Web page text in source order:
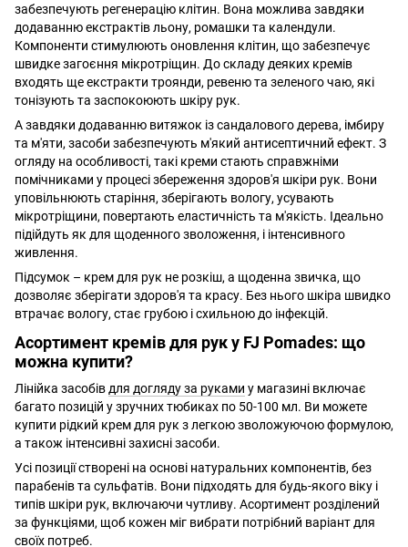
забезпечують регенерацію клітин. Вона можлива завдяки
додаванню екстрактів льону, ромашки та календули.
Компоненти стимулюють оновлення клітин, що забезпечує
швидке загоєння мікротріщин. До складу деяких кремів
входять ще екстракти троянди, ревеню та зеленого чаю, які
тонізують та заспокоюють шкіру рук.
А завдяки додаванню витяжок із сандалового дерева, імбиру
та м'яти, засоби забезпечують м'який антисептичний ефект. З
огляду на особливості, такі креми стають справжніми
помічниками у процесі збереження здоров'я шкіри рук. Вони
уповільнюють старіння, зберігають вологу, усувають
мікротріщини, повертають еластичність та м'якість. Ідеально
підійдуть як для щоденного зволоження, і інтенсивного
живлення.
Підсумок – крем для рук не розкіш, а щоденна звичка, що
дозволяє зберігати здоров'я та красу. Без нього шкіра швидко
втрачає вологу, стає грубою і схильною до інфекцій.
Асортимент кремів для рук у FJ Pomades: що
можна купити?
Лінійка засобів для догляду за руками у магазині включає
багато позицій у зручних тюбиках по 50-100 мл. Ви можете
купити рідкий крем для рук з легкою зволожуючою формулою,
а також інтенсивні захисні засоби.
Усі позиції створені на основі натуральних компонентів, без
парабенів та сульфатів. Вони підходять для будь-якого віку і
типів шкіри рук, включаючи чутливу. Асортимент розділений
за функціями, щоб кожен міг вибрати потрібний варіант для
своїх потреб.